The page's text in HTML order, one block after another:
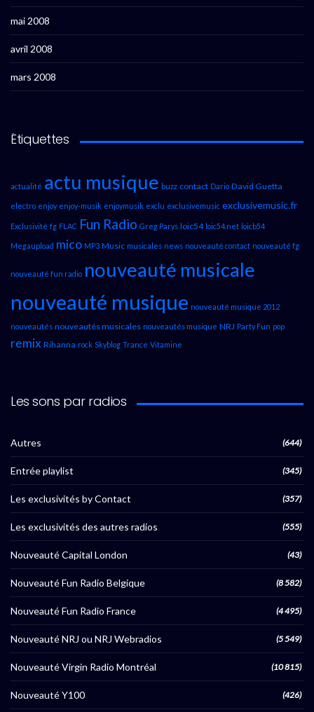
mai 2008
avril 2008
mars 2008
Étiquettes
actualité actu musique buzz contact Dario David Guetta
electro enjoy enjoy-musik enjoymusik exclu exclusivemusic exclusivemusic.fr
Exclusivité fg FLAC Fun Radio Greg Parys loic54 loic54.net loicb54
Megaupload mico MP3 Music musicales news nouveauté contact nouveauté fg
nouveauté fun radio nouveauté musicale
nouveauté musique nouveauté musique 2012
nouveautés nouveautés musicales nouveautés musique NRJ Party Fun pop
remix Rihanna rock Skyblog Trance Vitamine
Les sons par radios
Autres (644)
Entrée playlist (345)
Les exclusivités by Contact (357)
Les exclusivités des autres radios (555)
Nouveauté Capital London (43)
Nouveauté Fun Radio Belgique (8 582)
Nouveauté Fun Radio France (4 495)
Nouveauté NRJ ou NRJ Webradios (5 549)
Nouveauté Virgin Radio Montréal (10 815)
Nouveauté Y100 (426)